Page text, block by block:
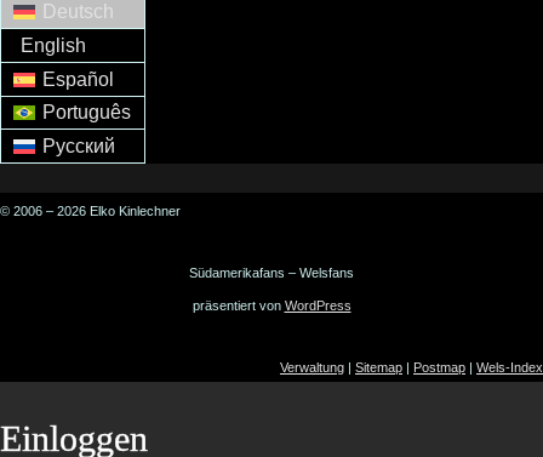
Deutsch
English
Español
Português
Русский
© 2006 – 2026 Elko Kinlechner
Südamerikafans – Welsfans
präsentiert von WordPress
Verwaltung Sitemap Postmap Wels-Index
Einloggen